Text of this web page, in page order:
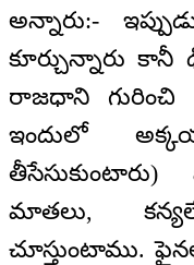
అన్నారు:-
కూర్చున్నారు
రాజధాని
ఇందులో
మాతలు,
చూస్తుంటాము.